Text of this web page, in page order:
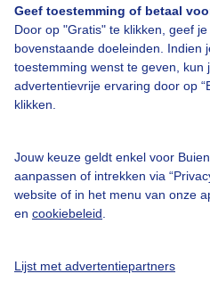
Geef toestemming of betaal
Door op "Gratis" te klikken, geef
bovenstaande doeleinden. Indien
toestemming wenst te geven, kun
advertentievrije ervaring door op
klikken.
Jouw keuze geldt enkel voor
aanpassen of intrekken via
website of in het menu van onze
en cookiebeleid
Lijst met advertentiepartners
Over Buienradar
Bedrijfsgegevens
Veelgestelde vragen
Toegankelijkheid
Gebruikersvoorwaarden
Adverteren
Privacy beleid